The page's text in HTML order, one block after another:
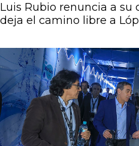
Luis Rubio renuncia a su
deja el camino libre a